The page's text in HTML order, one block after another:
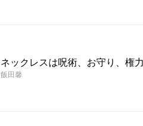
ネックレスは呪術、お守り、権
飯田馨